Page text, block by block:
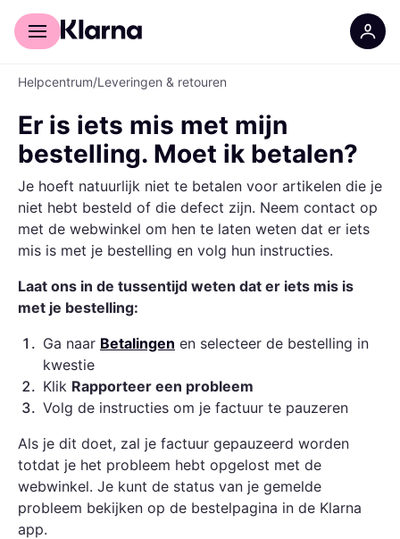
Voor shoppers
Helpcentrum/Leveringen & retouren
Er is iets mis met mijn
bestelling. Moet ik betalen?
Je hoeft natuurlijk niet te betalen voor artikelen die je
niet hebt besteld of die defect zijn. Neem contact op
met de webwinkel om hen te laten weten dat er iets
mis is met je bestelling en volg hun instructies.
Laat ons in de tussentijd weten dat er iets mis is
met je bestelling:
1 . Ga naar Betalingen en selecteer de bestelling in
kwestie
2. Klik Rapporteer een probleem
3. Volg de instructies om je factuur te pauzeren
Als je dit doet, zal je factuur gepauzeerd worden
totdat je het probleem hebt opgelost met de
webwinkel. Je kunt de status van je gemelde
probleem bekijken op de bestelpagina in de Klarna
app.